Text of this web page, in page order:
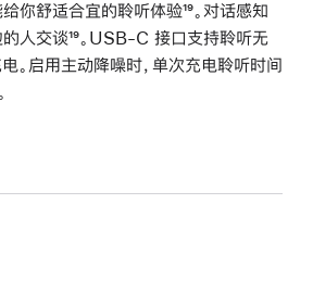
你舒适合宜的聆听体验脚
注
¹⁹。对话感知
人交谈脚
注
¹⁹。USB-C 接口支持聆听无
电。启用主动降噪时，单次充电聆听时间